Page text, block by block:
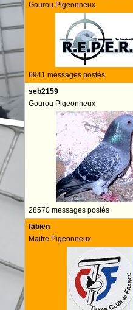
Gourou Pigeonneux
6941 messages postés
seb2159
Gourou Pigeonneux
28570 messages postés
fabien
Maitre Pigeonneux